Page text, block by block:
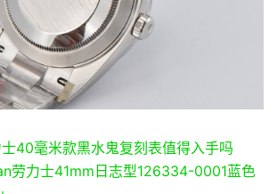
40毫米款黑水鬼复刻表值得入手吗
劳力士41mm日志型126334-0001蓝色